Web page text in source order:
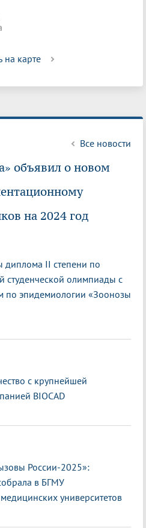
на карте
Все новости
объявил о новом
на 2024 год
диплома II степени по
студенческой олимпиады с
по эпидемиологии «Зоонозы
с крупнейшей
BIOCAD
России-2025»:
в БГМУ
университетов